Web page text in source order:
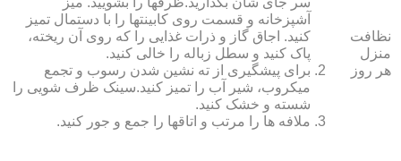
نظافت
منزل
هر روز
آشپزخانه و قسمت روی کابینت‏ها را با دستمال تمیز
کنید. اجاق گاز و ذرات غذایی را که روی آن ریخته،
پاک کنید و سطل زباله را خالی کنید.
برای پیشگیری از ته نشین شدن رسوب و تجمع
میکروب، شیر آب را تمیز کنید.سینک ظرف شویی را
شسته و خشک کنید.
ملافه‏ ها را مرتب و اتاق‏ها را جمع و جور کنید.